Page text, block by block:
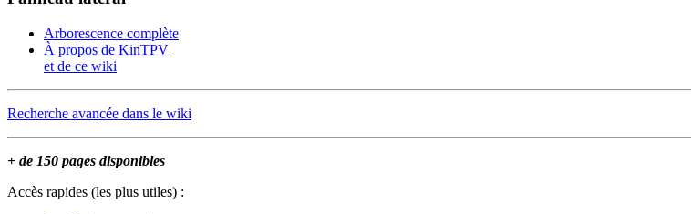
Arborescence complète
À propos de KinTPV
et de ce wiki
Recherche avancée dans le wiki
+ de 150 pages disponibles
Accès rapides (les plus utiles) :